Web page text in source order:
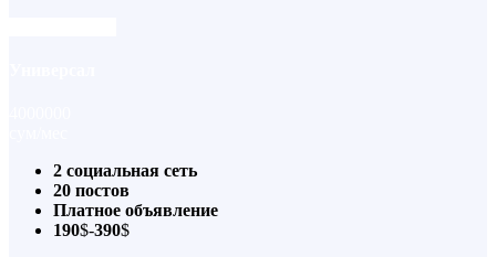
2 социальная сеть
20 постов
Платное объявление
190$-390$